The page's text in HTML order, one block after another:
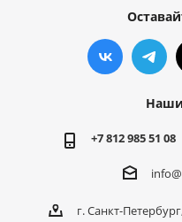
+7 812 985 51 08
г. Санкт-